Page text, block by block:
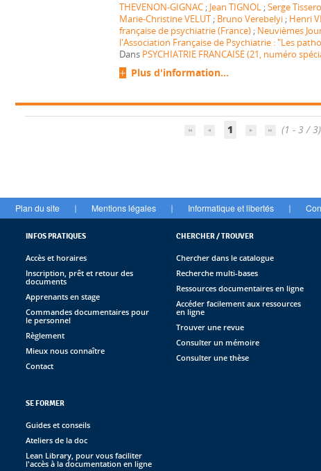
THEVENON-GIGNAC ; Jean TIGNOL ;Serge
Marie-Christine VELUT ; Bruno Verebelyi ; Henri
française de psychiatrie (France) ; Neuvièmes
l'Association Française de Psychiatrie : "Les
Dans PSYCHIATRIE FRANCAISE (21, numéro
Plus d'information...
1 (1 - 3 / 3)
Plan du site | Mentions légales | Informatique et libertés |
INFOS PRATIQUES
Accès et horaires
Inscription, prêt et retour des
documents
Apprenants en stage
Commandes documentaires pour
le personnel
Règlement
Mieux nous connaître
Contact
CHERCHER / TROUVER
Chercher dans le catalogue
Recherche multi-bases
Ressources documentaires en ligne
Accéder facilement aux ressources
en ligne
Trouver une revue
Consulter un mémoire
Consulter une thèse
SE FORMER
Guides et conseils
Ateliers de la doc
Lean Library, pour vous faciliter
l'accès à la documentation en ligne